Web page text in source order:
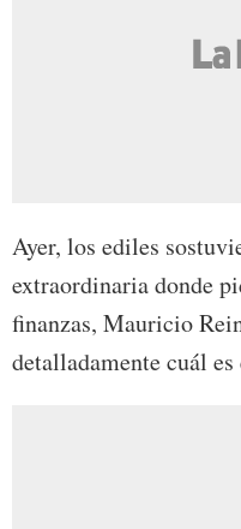
Ayer, los ediles
extraordinaria donde
finanzas, Mauricio
detalladamente cuál